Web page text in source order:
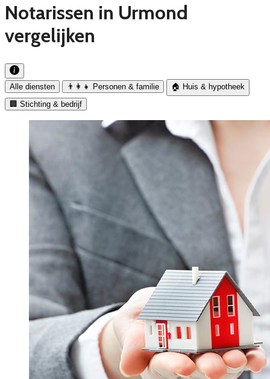
Notarissen in Urmond
vergelijken
Alle diensten 👨‍👩‍👧 Personen & familie
🏠 Huis & hypotheek
🏢 Stichting & bedrijf